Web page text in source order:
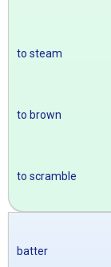
to steam
to brown
to scramble
batter